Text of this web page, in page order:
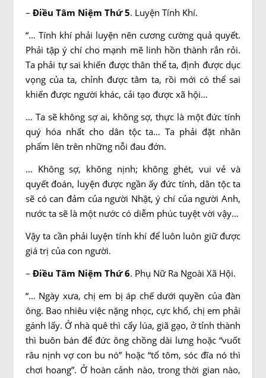
– Điều Tâm Niệm Thứ 5. Luyện Tính Khí.
“… Tính khí phải luyện nên cương cường quả quyết.
Phải tập ý chí cho mạnh mẽ linh hồn thành rắn rỏi.
Ta phải tự sai khiến được thân thể ta, định được dục
vọng của ta, chỉnh được tâm ta, rồi mới có thể sai
khiến được người khác, cải tạo được xã hội…
… Ta sẽ không sợ ai, không sợ, thực là một đức tính
quý hóa nhất cho dân tộc ta… Ta phải đặt nhân
phẩm lên trên những nỗi đau đớn.
… Không sợ, không nịnh; không ghét, vui vẻ và
quyết đoán, luyện được ngần ấy đức tính, dân tộc ta
sẽ có can đảm của người Nhật, ý chí của người Anh,
nước ta sẽ là một nước có diễm phúc tuyệt vời vậy…
Vậy ta cần phải luyện tính khí để luôn luôn giữ được
giá trị của con người.
– Điều Tâm Niệm Thứ 6. Phụ Nữ Ra Ngoài Xã Hội.
“… Ngày xưa, chị em bị áp chế dưới quyền của đàn
ông. Bao nhiêu việc nặng nhọc, cực khổ, chị em phải
gánh lấy. Ở nhà quê thì cấy lúa, giã gạo, ở tỉnh thành
thì buôn bán để đức ông chồng dài lưng hoặc “vuốt
râu nịnh vợ con bu nó” hoặc “tổ tôm, sóc đĩa nó thì
chơi hoang”. Ở hoàn cảnh nào, trong thời gian nào,